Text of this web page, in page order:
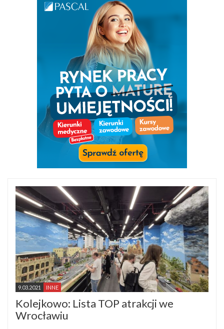
9.03.2021 INNE
Kolejkowo: Lista TOP atrakcji we
Wrocławiu